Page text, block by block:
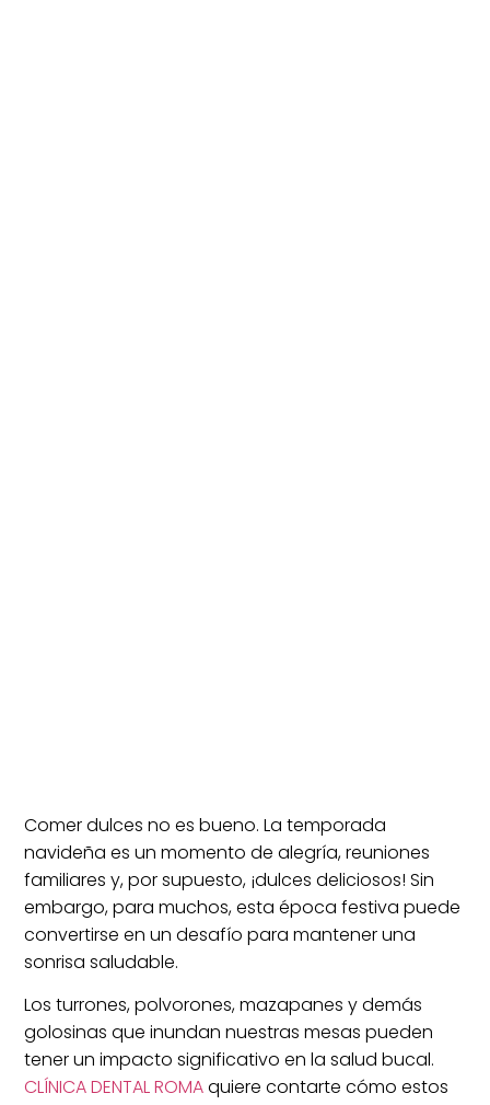
Comer dulces no es bueno. La temporada
navideña es un momento de alegría, reuniones
familiares y, por supuesto, ¡dulces deliciosos! Sin
embargo, para muchos, esta época festiva puede
convertirse en un desafío para mantener una
sonrisa saludable.
Los turrones, polvorones, mazapanes y demás
golosinas que inundan nuestras mesas pueden
tener un impacto significativo en la salud bucal.
CLÍNICA DENTAL ROMAquiere contarte cómo estos